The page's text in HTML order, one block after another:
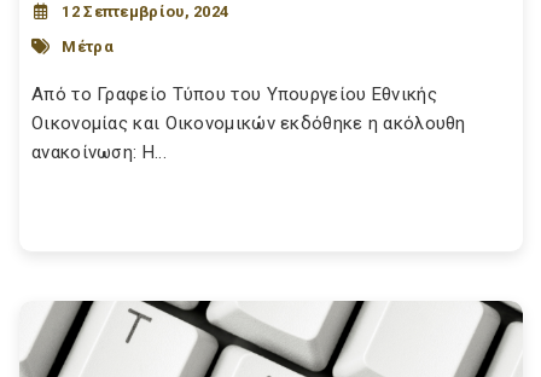
12 Σεπτεμβρίου, 2024
Μέτρα
Από το Γραφείο Τύπου του Υπουργείου Εθνικής
Οικονομίας και Οικονομικών εκδόθηκε η ακόλουθη
ανακοίνωση: Η...